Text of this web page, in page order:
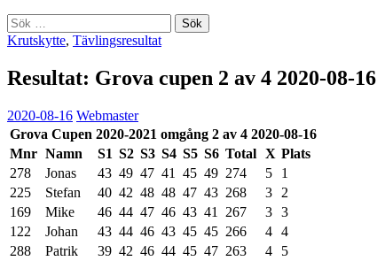
Sök
efter:
Krutskytte, Tävlingsresultat
Resultat: Grova cupen 2 av 4 2020-08-16
2020-08-16 Webmaster
Grova Cupen 2020-2021 omgång 2 av 4 2020-08-16
Mnr Namn S1 S2 S3 S4 S5 S6 Total X Plats
278
Jonas 43 49 47 41 45 49 274 5
1
225
Stefan 40 42 48 48 47 43 268 3
2
169
Mike 46 44 47 46 43 41 267 3 3
122
Johan 43 44 46 43 45 45 266 4 4
288
Patrik 39 42 46 44 45 47 263 4
5